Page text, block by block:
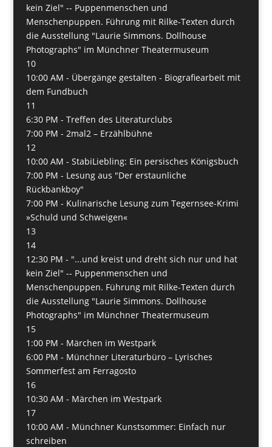
kein Ziel" -- Puppenmenschen und
Menschenpuppen. Führung mit Rilke-Texten durch
die Ausstellung "Laurie Simmons. Dollhouse
Photographs" im Münchner Theatermuseum
10
10:00 AM - Übergänge gestalten - Biografiearbeit mit
dem Fundbuch
11
6:30 PM - Treffen des Literaturclubs
7:00 PM - 2mal2 – Erzählbühne
12
10:00 AM - StabiLiebling: Ein persisches Königsbuch
7:00 PM - Lesung aus "Der erstaunliche
Rückbankboy"
7:00 PM - Kulinarische Lesung zum Tegernsee-Krimi
»Schuld und Schweigen«
13
14
12:30 PM - "...und kreist und dreht sich nur und hat
kein Ziel" -- Puppenmenschen und
Menschenpuppen. Führung mit Rilke-Texten durch
die Ausstellung "Laurie Simmons. Dollhouse
Photographs" im Münchner Theatermuseum
15
1:00 PM - Märchen im Westpark
6:00 PM - Münchner Literaturbüro – Lyrisches
Sommerfest am Ferragosto
16
10:30 AM - Märchen im Westpark
17
10:00 AM - Münchner Kunstsommer: Einfach nur
schreiben